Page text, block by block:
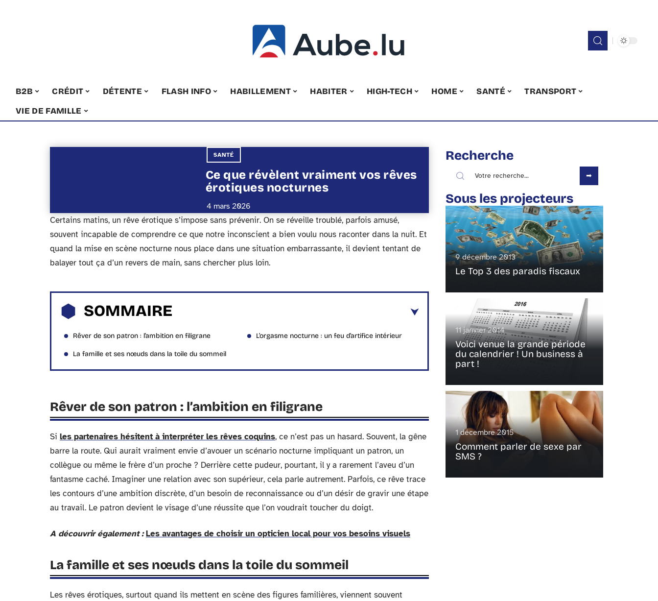
B2B CRÉDIT DÉTENTE FLASH INFO HABILLEMENT HABITER HIGH-TECH HOME SANTÉ
TRANSPORT
VIE DE FAMILLE
SANTÉ
Ce que révèlent vraiment vos rêves
érotiques nocturnes
4 mars 2026
Certains matins, un rêve érotique s’impose sans prévenir. On se réveille troublé, parfois amusé,
souvent incapable de comprendre ce que notre inconscient a bien voulu nous raconter dans la nuit. Et
quand la mise en scène nocturne nous place dans une situation embarrassante, il devient tentant de
balayer tout ça d’un revers de main, sans chercher plus loin.
SOMMAIRE
Rêver de son patron : l’ambition en filigrane
La famille et ses nœuds dans la toile du sommeil
L’orgasme nocturne : un feu d’artifice intérieur
Rêver de son patron : l’ambition en filigrane
Si les partenaires hésitent à interpréter les rêves coquins, ce n’est pas un hasard. Souvent, la gêne
barre la route. Qui aurait vraiment envie d’avouer un scénario nocturne impliquant un patron, un
collègue ou même le frère d’un proche ? Derrière cette pudeur, pourtant, il y a rarement l’aveu d’un
fantasme caché. Imaginer une relation avec son supérieur, cela parle autrement. Parfois, ce rêve trace
les contours d’une ambition discrète, d’un besoin de reconnaissance ou d’un désir de gravir une étape
au travail. Le patron devient le visage d’une réussite que l’on voudrait toucher du doigt.
A découvrir également : Les avantages de choisir un opticien local pour vos besoins visuels
La famille et ses nœuds dans la toile du sommeil
Les rêves érotiques, surtout quand ils mettent en scène des figures familières, viennent souvent
Recherche
Sous les projecteurs
9 décembre 2013
Le Top 3 des paradis fiscaux
11 janvier 2014
Voici venue la grande période
du calendrier ! Un business à
part !
1 décembre 2015
Comment parler de sexe par
SMS ?